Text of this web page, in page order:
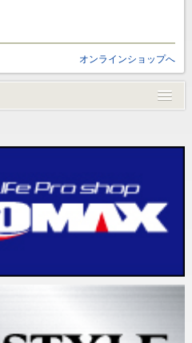
オンラインショップへ